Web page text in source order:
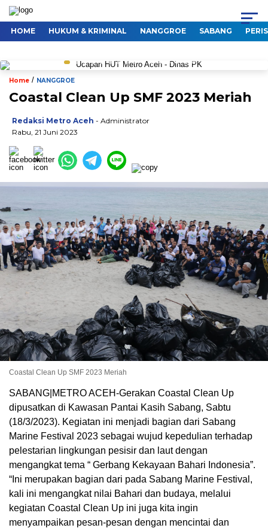
HOME HUKUM & KRIMINAL NANGGROE SABANG
Home / NANGGROE
Coastal Clean Up SMF 2023 Meriah
Redaksi Metro Aceh - Administrator
Rabu, 21 Juni 2023
Coastal Clean Up SMF 2023 Meriah
SABANG|METRO ACEH-Gerakan Coastal Clean Up
dipusatkan di Kawasan Pantai Kasih Sabang, Sabtu
(18/3/2023). Kegiatan ini menjadi bagian dari Sabang
Marine Festival 2023 sebagai wujud kepedulian terhadap
pelestarian lingkungan pesisir dan laut dengan
mengangkat tema “ Gerbang Kekayaan Bahari Indonesia”.
“Ini merupakan bagian dari pada Sabang Marine Festival,
kali ini mengangkat nilai Bahari dan budaya, melalui
kegiatan Coastal Clean Up ini juga kita ingin
menyampaikan pesan-pesan dengan mencintai dan